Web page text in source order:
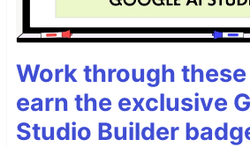
Work through
earn the exclusive
Studio Builder